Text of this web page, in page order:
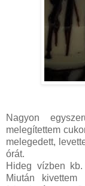
Nagyon
melegítettem
melegedett,
órát.
Hideg vízben
Miután